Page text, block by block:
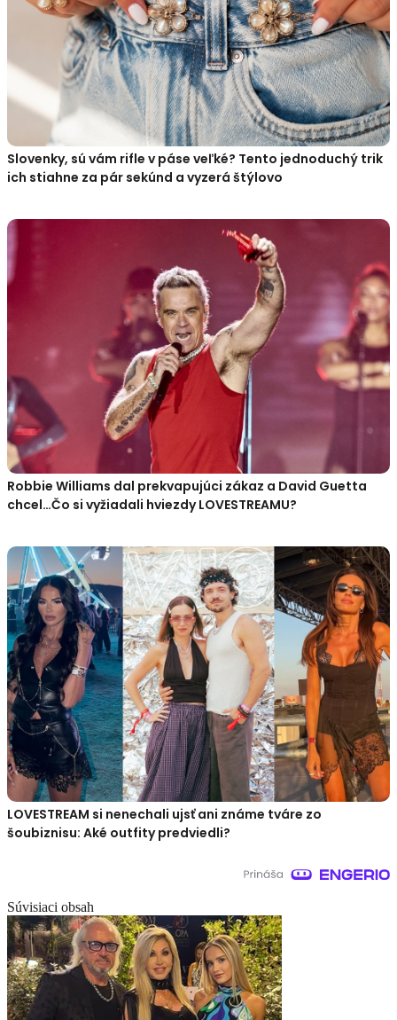
Slovenky, sú vám rifle v páse veľké? Tento jednoduchý trik
ich stiahne za pár sekúnd a vyzerá štýlovo
Robbie Williams dal prekvapujúci zákaz a David Guetta
chcel…Čo si vyžiadali hviezdy LOVESTREAMU?
LOVESTREAM si nenechali ujsť ani známe tváre zo
šoubiznisu: Aké outfity predviedli?
Súvisiaci obsah